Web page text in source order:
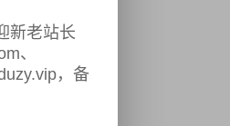
新老站长
、
，备